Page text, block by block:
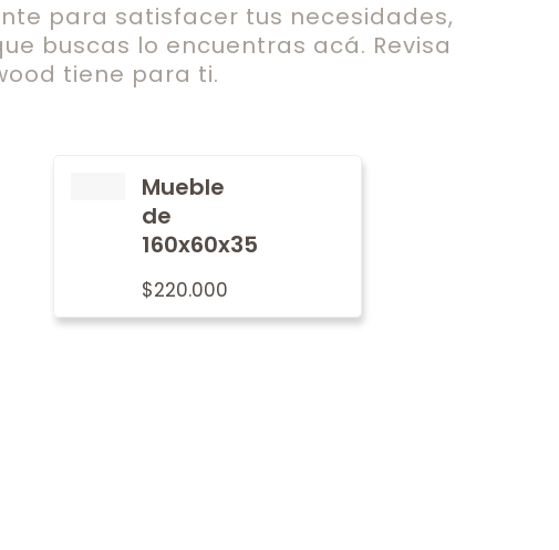
para satisfacer tus necesidades,
buscas lo encuentras acá. Revisa
tiene para ti.
Mueble
de
160x60x35
$220.000